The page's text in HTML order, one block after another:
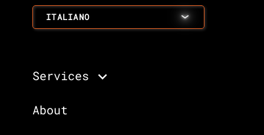
ITALIANO
Services
About